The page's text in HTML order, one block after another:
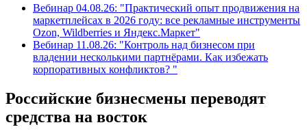
Вебинар 04.08.26: "Практический опыт продвижения на
маркетплейсах в 2026 году: все рекламные инструменты
Ozon, Wildberries и Яндекс.Маркет"
Вебинар 11.08.26: "Контроль над бизнесом при
владении несколькими партнёрами. Как избежать
корпоративных конфликтов? "
Российские бизнесмены переводят
средства на восток